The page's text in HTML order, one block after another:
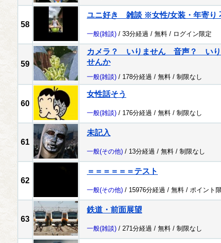
58
ユニ好き 雑談 ※女性/女装・年寄り
一般(雑談) / 33分経過 / 無料 / ログイン限定
59
カメラ？ いりません 音声？ いり
せんか
一般(雑談) / 178分経過 / 無料 / 制限なし
60
女性話そう
一般(雑談) / 176分経過 / 無料 / 制限なし
61
未記入
一般(その他) / 13分経過 / 無料 / 制限なし
62
＝＝＝＝＝＝テスト
一般(その他) / 15976分経過 / 無料 / ポイント
63
鉄道・前面展望
一般(雑談) / 271分経過 / 無料 / 制限なし